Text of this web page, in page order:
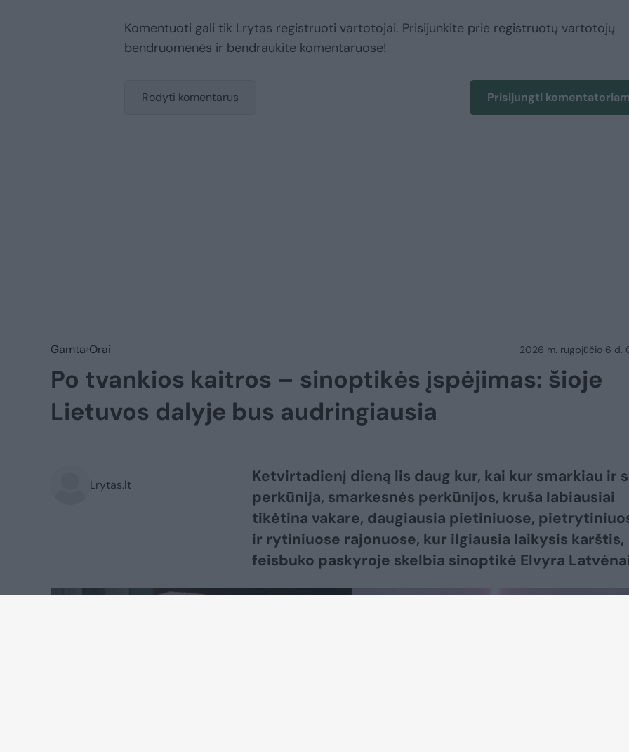
Komentuoti gali tik Lrytas registruoti vartotojai. Prisijunkite prie registruotų vartotojų
bendruomenės ir bendraukite komentaruose!
Rodyti komentarus Prisijungti
Gamta Orai 2026 m. rugpjūčio 6 d.
Po tvankios kaitros – sinoptikės įspėjimas: šioje
Lietuvos dalyje bus audringiausia
Lrytas.lt
Ketvirtadienį dieną lis daug kur, kai kur smarkiau ir
perkūnija, smarkesnės perkūnijos, kruša labiausiai
tikėtina vakare, daugiausia pietiniuose,
ir rytiniuose rajonuose, kur ilgiausia laikysis karštis,
feisbuko paskyroje skelbia sinoptikė Elvyra